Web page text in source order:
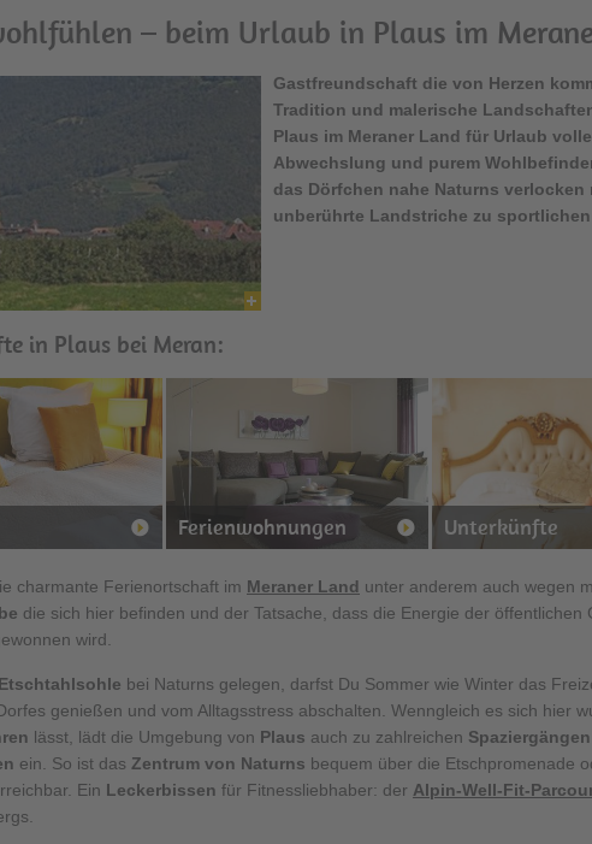
– beim Urlaub in Plaus im
Gastfreundschaft die von Herzen
Tradition und malerische
Plaus im Meraner Land für Urlaub
Abwechslung und purem
das Dörfchen nahe Naturns verlocken
unberührte Landstriche zu
in Plaus bei Meran:
Ferienwohnungen Unterkünfte
charmante Ferienortschaft im Meraner Land unter anderem auch wegen
die sich hier befinden und der Tatsache, dass die Energie der öffentlichen
wird.
Etschtahlsohle bei Naturns gelegen, darfst Du Sommer wie Winter das
genießen und vom Alltagsstress abschalten. Wenngleich es sich hier
lässt, lädt die Umgebung von Plaus auch zu zahlreichen
ein. So ist das Zentrum von Naturns bequem über die Etschpromenade
Ein Leckerbissen für Fitnessliebhaber: der Alpin-Well-Fit-